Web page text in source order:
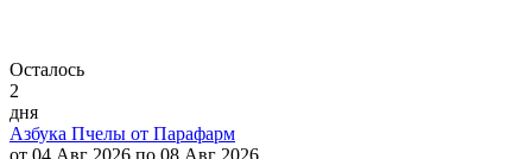
Осталось
2
дня
Азбука Пчелы от Парафарм
от 04 Авг 2026 по 08 Авг 2026